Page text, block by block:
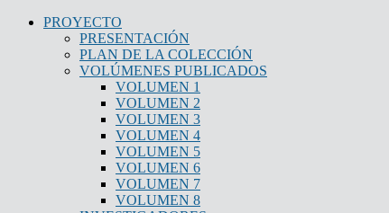
PROYECTO
PRESENTACIÓN
PLAN DE LA COLECCIÓN
VOLÚMENES PUBLICADOS
VOLUMEN 1
VOLUMEN 2
VOLUMEN 3
VOLUMEN 4
VOLUMEN 5
VOLUMEN 6
VOLUMEN 7
VOLUMEN 8